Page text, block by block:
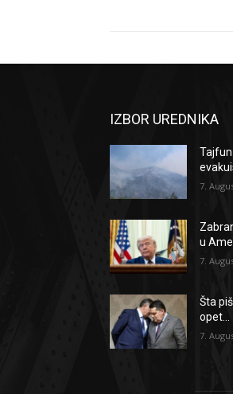
IZBOR UREDNIKA
7.
u
7.
Šta
opet...
7.